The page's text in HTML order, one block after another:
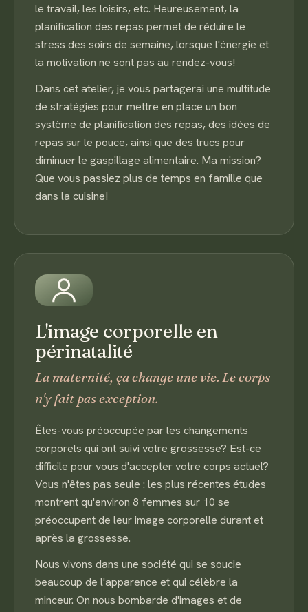
le travail, les loisirs, etc. Heureusement, la
planification des repas permet de réduire le
stress des soirs de semaine, lorsque l'énergie et
la motivation ne sont pas au rendez-vous!
Dans cet atelier, je vous partagerai une multitude
de stratégies pour mettre en place un bon
système de planification des repas, des idées de
repas sur le pouce, ainsi que des trucs pour
diminuer le gaspillage alimentaire. Ma mission?
Que vous passiez plus de temps en famille que
dans la cuisine!
L'image corporelle en
périnatalité
La maternité, ça change une vie. Le corps
n'y fait pas exception.
Êtes-vous préoccupée par les changements
corporels qui ont suivi votre grossesse? Est-ce
difficile pour vous d'accepter votre corps actuel?
Vous n'êtes pas seule : les plus récentes études
montrent qu'environ 8 femmes sur 10 se
préoccupent de leur image corporelle durant et
après la grossesse.
Nous vivons dans une société qui se soucie
beaucoup de l'apparence et qui célèbre la
minceur. On nous bombarde d'images et de